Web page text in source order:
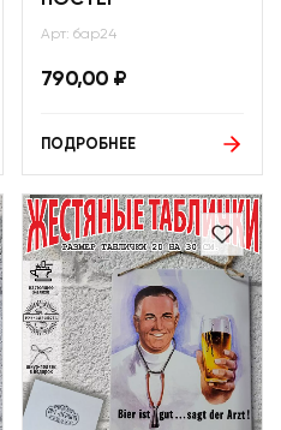
Арт: бар24
790,00 ₽
ПОДРОБНЕЕ